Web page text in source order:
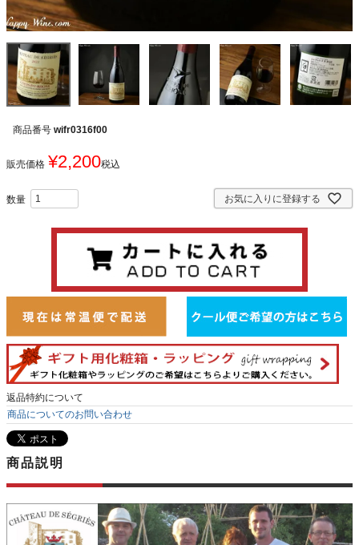
商品番号 wifr0316f00
販売価格 ¥2,200税込
お気に入りに登録する
返品特約について
商品についてのお問い合わせ
商品説明